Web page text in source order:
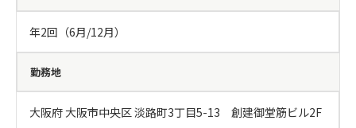
年2回（6月/12月）
勤務地
大阪府 大阪市中央区 淡路町3丁目5-13　創建御堂筋ビル2F